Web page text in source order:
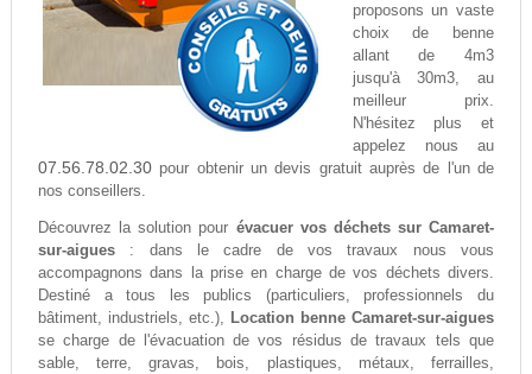
proposons un vaste
choix de benne
allant de 4m3
jusqu'à 30m3, au
meilleur prix.
N'hésitez plus et
appelez nous au
07.56.78.02.30pour obtenir un devis gratuit auprès de l'un de
nos conseillers.
Découvrez la solution pour évacuer vos déchets sur Camaret-
sur-aigues: dans le cadre de vos travaux nous vous
accompagnons dans la prise en charge de vos déchets divers.
Destiné a tous les publics (particuliers, professionnels du
bâtiment, industriels, etc.), Location benne Camaret-sur-aigues
se charge de l'évacuation de vos résidus de travaux tels que
sable, terre, gravas, bois, plastiques, métaux, ferrailles,